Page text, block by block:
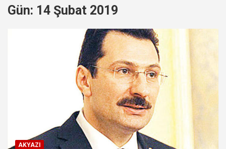
Gün: 14 Şubat 2019
AKYAZI